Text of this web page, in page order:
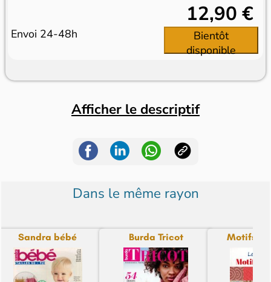
Envoi 24-48h
12,90 €
Bientôt
disponible
Afficher le descriptif
Dans le même rayon
Sandra bébé Burda Tricot Motifs à